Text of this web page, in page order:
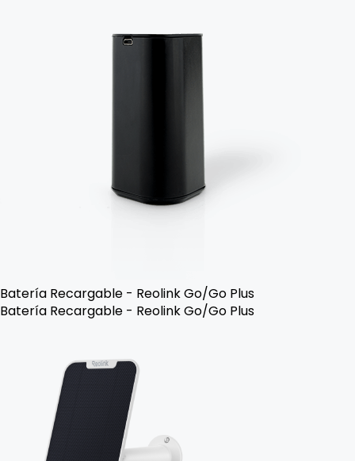
Batería Recargable - Reolink Go/Go Plus
Batería Recargable - Reolink Go/Go Plus